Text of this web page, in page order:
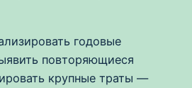
годовые
повторяющиеся
крупные траты —